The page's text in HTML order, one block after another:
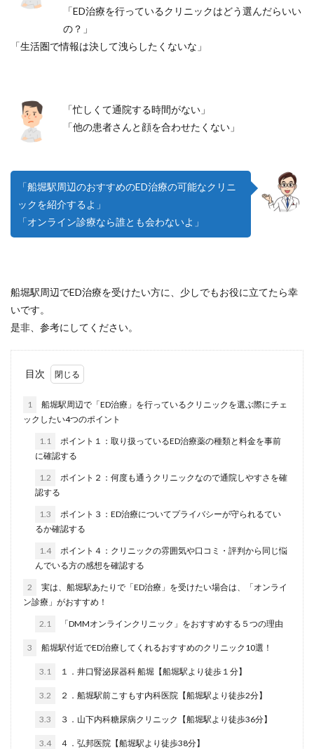
「ED治療を行っているクリニックはどう選んだらいい
の？」
「生活圏で情報は決して洩らしたくないな」
「忙しくて通院する時間がない」
「他の患者さんと顔を合わせたくない」
「船堀駅周辺のおすすめのED治療の可能なクリニ
ックを紹介するよ」
「オンライン診療なら誰とも会わないよ」
船堀駅周辺でED治療を受けたい方に、少しでもお役に立てたら幸
いです。
是非、参考にしてください。
目次
1
船堀駅周辺で「ED治療」を行っているクリニックを選ぶ際にチェ
ックしたい4つのポイント
1.1
ポイント１：取り扱っているED治療薬の種類と料金を事前
に確認する
1.2
ポイント２：何度も通うクリニックなので通院しやすさを確
認する
1.3
ポイント３：ED治療についてプライバシーが守られるてい
るか確認する
1.4
ポイント４：クリニックの雰囲気や口コミ・評判から同じ悩
んでいる方の感想を確認する
2
実は、船堀駅あたりで「ED治療」を受けたい場合は、「オンライ
ン診療」がおすすめ！
2.1 「DMMオンラインクリニック」をおすすめする５つの理由
3 船堀駅付近でED治療してくれるおすすめのクリニック10選！
3.1 １．井口腎泌尿器科 船堀【船堀駅より徒歩１分】
3.2 ２．船堀駅前こすもす内科医院【船堀駅より徒歩2分】
3.3 ３．山下内科糖尿病クリニック【船堀駅より徒歩36分】
3.4 ４．弘邦医院【船堀駅より徒歩38分】